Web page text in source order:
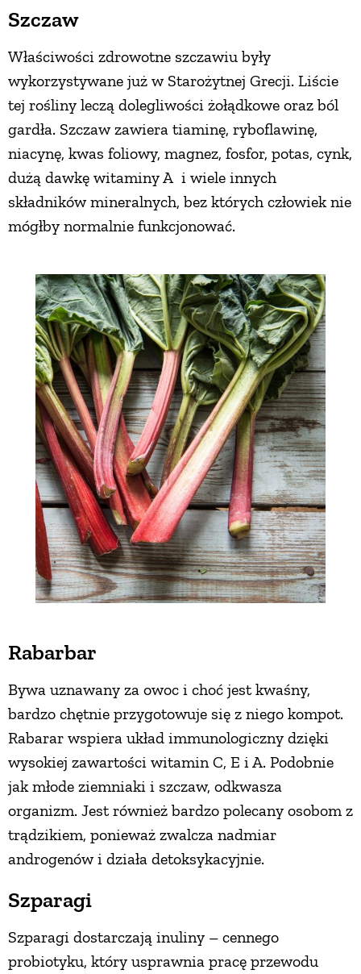
Szczaw
Właściwości zdrowotne szczawiu były
wykorzystywane już w Starożytnej Grecji. Liście
tej rośliny leczą dolegliwości żołądkowe oraz ból
gardła. Szczaw zawiera tiaminę, ryboflawinę,
niacynę, kwas foliowy, magnez, fosfor, potas, cynk,
dużą dawkę witaminy A i wiele innych
składników mineralnych, bez których człowiek nie
mógłby normalnie funkcjonować.
Rabarbar
Bywa uznawany za owoc i choć jest kwaśny,
bardzo chętnie przygotowuje się z niego kompot.
Rabarar wspiera układ immunologiczny dzięki
wysokiej zawartości witamin C, E i A. Podobnie
jak młode ziemniaki i szczaw, odkwasza
organizm. Jest również bardzo polecany osobom z
trądzikiem, ponieważ zwalcza nadmiar
androgenów i działa detoksykacyjnie.
Szparagi
Szparagi dostarczają inuliny – cennego
probiotyku, który usprawnia pracę przewodu